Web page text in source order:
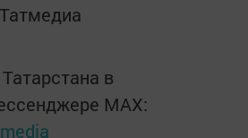
Татмедиа
в
MАХ: